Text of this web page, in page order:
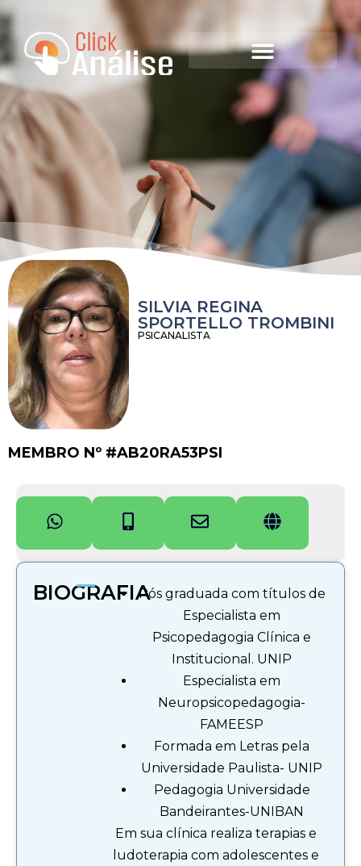
SILVIA REGINA
SPORTELLO TROMBINI
PSICANALISTA
MEMBRO Nº #AB20RA53PSI
BIOGRAFIAPós graduada com títulos de
Especialista em
Psicopedagogia Clínica e
Institucional. UNIP
Especialista em
Neuropsicopedagogia-
FAMEESP
Formada em Letras pela
Universidade Paulista- UNIP
Pedagogia Universidade
Bandeirantes-UNIBAN
Em sua clínica realiza terapias e
ludoterapia com adolescentes e